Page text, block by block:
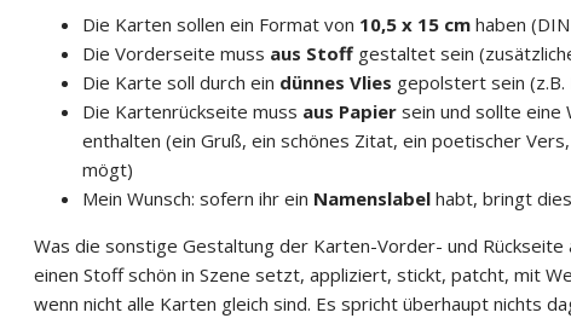
Die Karten sollen ein Format von 10,5 x 15 cm haben
Die Vorderseite muss aus Stoff gestaltet sein
Die Karte soll durch ein dünnes Vlies gepolstert sein
Die Kartenrückseite muss aus Papier sein und sollte eine
enthalten (ein Gruß, ein schönes Zitat, ein poetischer
mögt)
Mein Wunsch: sofern ihr ein Namenslabel habt, bringt
Was die sonstige Gestaltung der Karten-Vorder- und
einen Stoff schön in Szene setzt, appliziert, stickt, patcht, mit
wenn nicht alle Karten gleich sind. Es spricht überhaupt nichts